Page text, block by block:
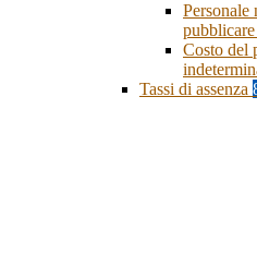
Personale
Costo del
Tassi di assenza